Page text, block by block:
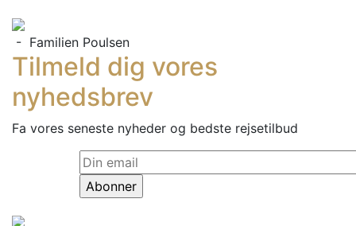
- Familien Poulsen
Tilmeld dig vores
nyhedsbrev
Fa vores seneste nyheder og bedste rejsetilbud